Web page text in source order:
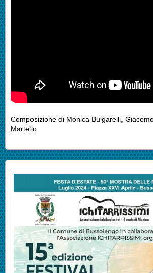
Composizione di Monica Bulgarelli,
Martello